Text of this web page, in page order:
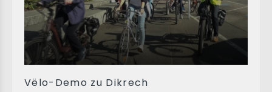
Vëlo-Demo zu Dikrech